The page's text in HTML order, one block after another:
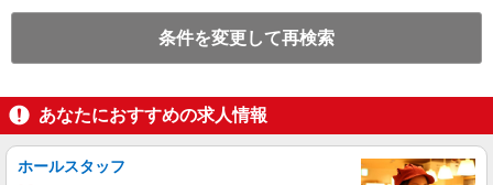
条件を変更して再検索
あなたにおすすめの求人情報
ホールスタッフ